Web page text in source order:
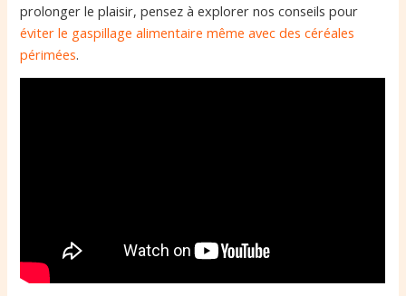
prolonger le plaisir, pensez à explorer nos conseils pour
éviter le gaspillage alimentaire même avec des céréales
périmées.